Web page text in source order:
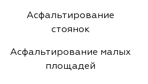
Асфальтирование
стоянок
Асфальтирование малых
площадей